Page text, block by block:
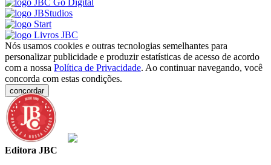
Nós usamos cookies e outras tecnologias semelhantes para
personalizar publicidade e produzir estatísticas de acesso de acordo
com a nossa Política de Privacidade. Ao continuar navegando, você
concorda com estas condições.
concordar
Editora JBC